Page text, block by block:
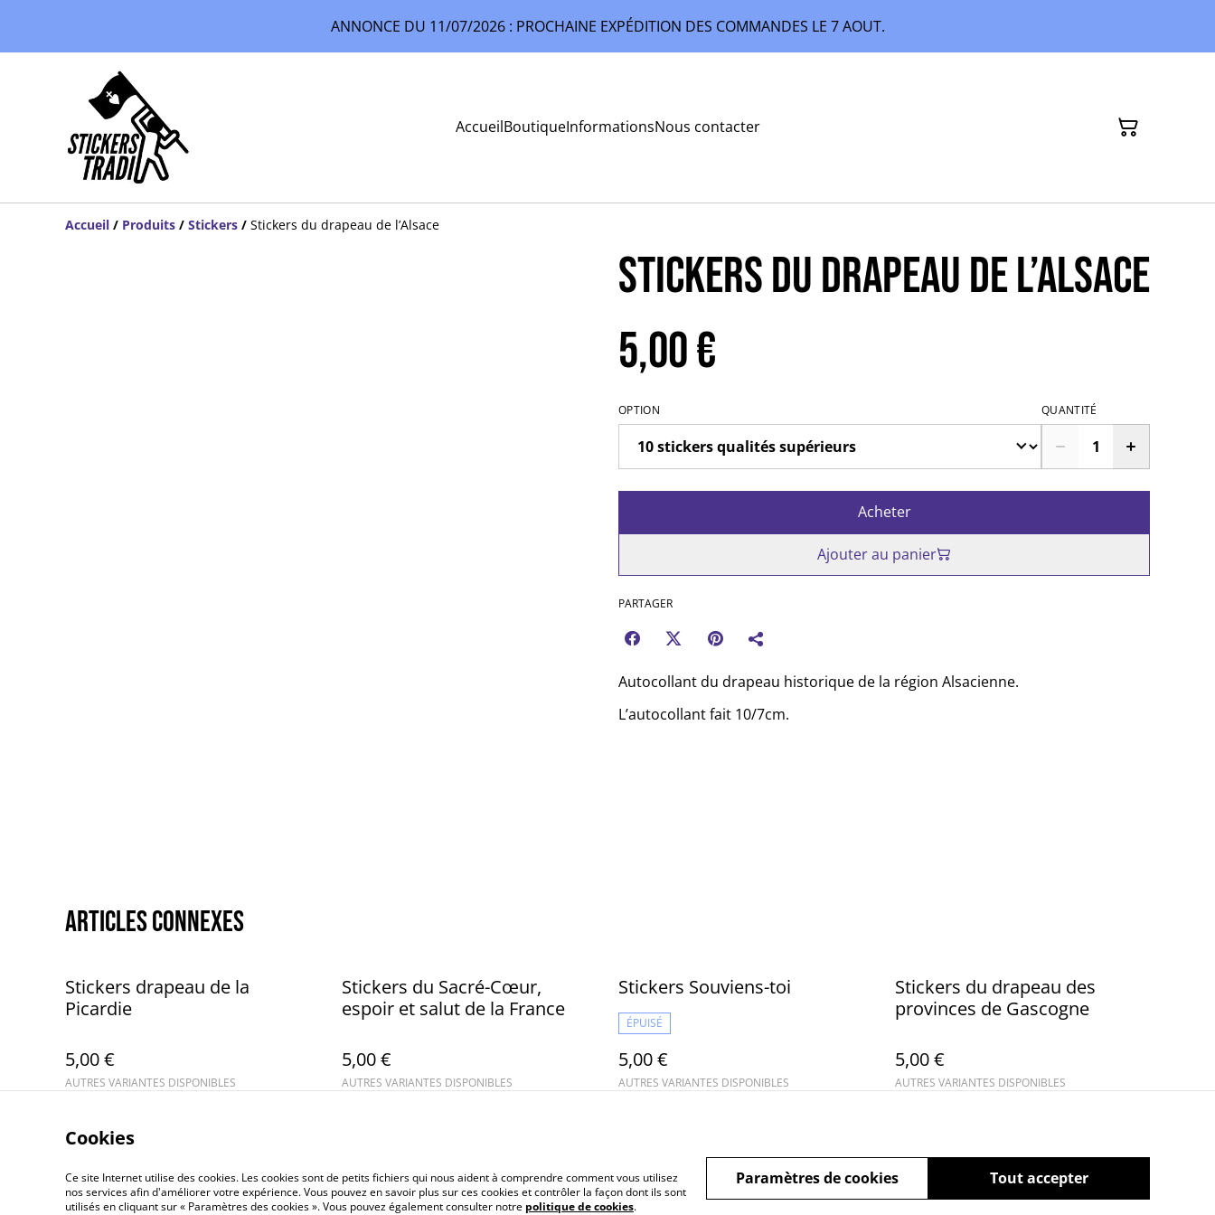
ANNONCE DU 11/07/2026 : PROCHAINE EXPÉDITION DES COMMANDES LE 7 AOUT.
AccueilBoutiqueInformationsNous contacter
Accueil / Produits / Stickers / Stickers du drapeau de l’Alsace
Stickers du drapeau de l’Alsace
5,00 €
OPTION QUANTITÉ
Acheter
Ajouter au panier
PARTAGER
Autocollant du drapeau historique de la région Alsacienne.
L’autocollant fait 10/7cm.
Articles connexes
Stickers drapeau de la
Picardie
5,00 €
AUTRES VARIANTES DISPONIBLES
Stickers du Sacré-Cœur,
espoir et salut de la France
5,00 €
AUTRES VARIANTES DISPONIBLES
Stickers Souviens-toi
ÉPUISÉ
5,00 €
AUTRES VARIANTES DISPONIBLES
Stickers du drapeau des
provinces de Gascogne
5,00 €
AUTRES VARIANTES DISPONIBLES
Cookies
Ce site Internet utilise des cookies. Les cookies sont de petits fichiers qui nous aident à comprendre comment vous utilisez
nos services afin d'améliorer votre expérience. Vous pouvez en savoir plus sur ces cookies et contrôler la façon dont ils sont
utilisés en cliquant sur « Paramètres des cookies ». Vous pouvez également consulter notre politique de cookies.
Tout accepter
Paramètres de cookies